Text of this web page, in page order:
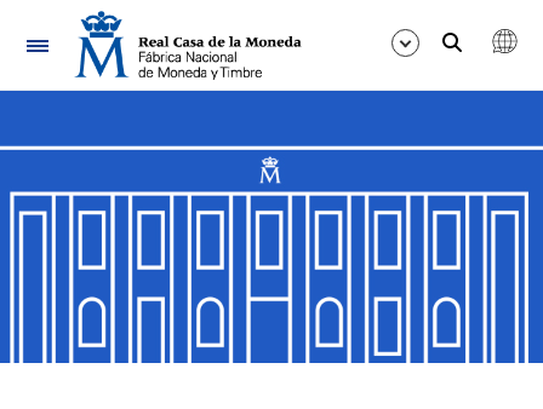
Navigation
Show/Hide
Show/Hide
Show/Hide